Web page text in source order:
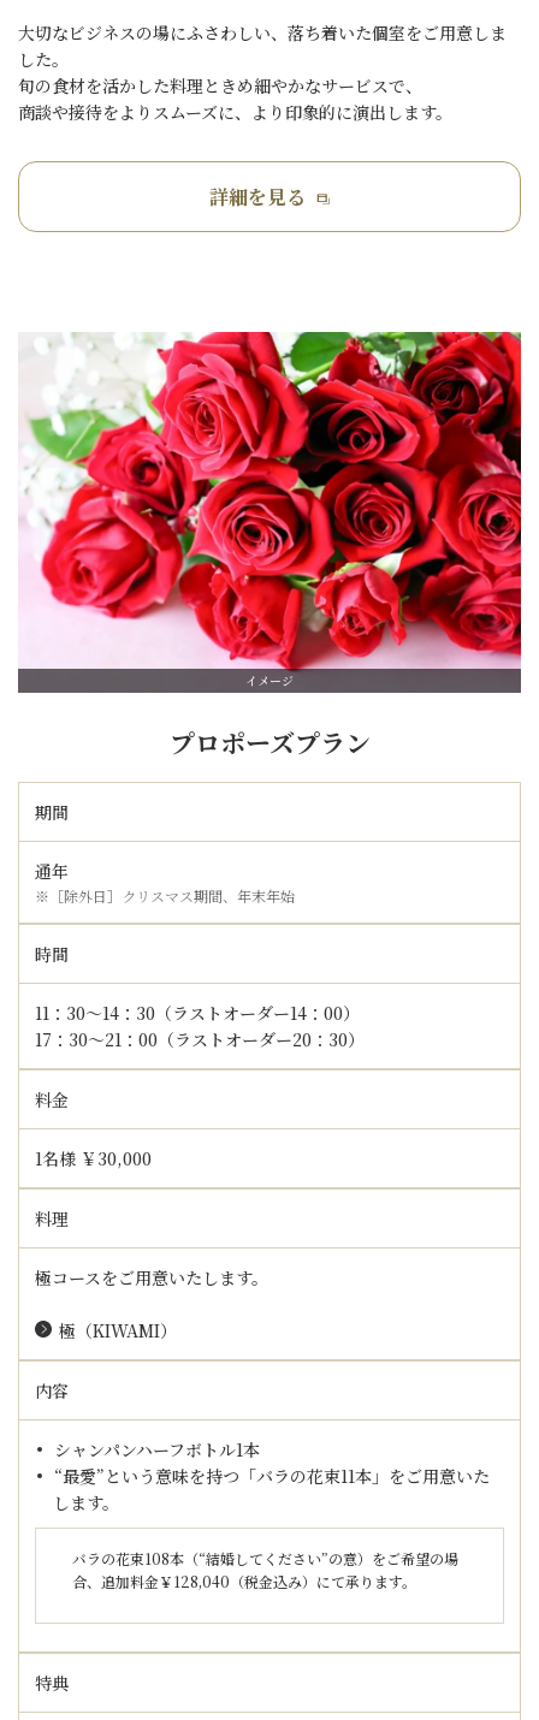
大切なビジネスの場にふさわしい、落ち着いた個室をご用意しま
した。
旬の食材を活かした料理ときめ細やかなサービスで、
商談や接待をよりスムーズに、より印象的に演出します。
詳細を見る
イメージ
プロポーズプラン
期間
通年
※［除外日］クリスマス期間、年末年始
時間
11：30～14：30（ラストオーダー14：00）
17：30～21：00（ラストオーダー20：30）
料金
1名様 ￥30,000
料理
極コースをご用意いたします。
極（KIWAMI）
内容
シャンパンハーフボトル1本
“最愛”という意味を持つ「バラの花束11本」をご用意いた
します。
バラの花束108本（“結婚してください”の意）をご希望の場
合、追加料金￥128,040（税金込み）にて承ります。
特典